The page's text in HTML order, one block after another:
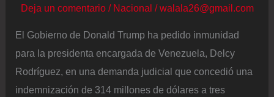
Deja un comentario / Nacional /walala26@gmail.com
El Gobierno de Donald Trump ha pedido inmunidad
para la presidenta encargada de Venezuela, Delcy
Rodríguez, en una demanda judicial que concedió una
indemnización de 314 millones de dólares a tres